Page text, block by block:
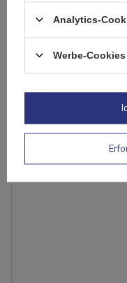
Analytics-
Werbe-Cookies